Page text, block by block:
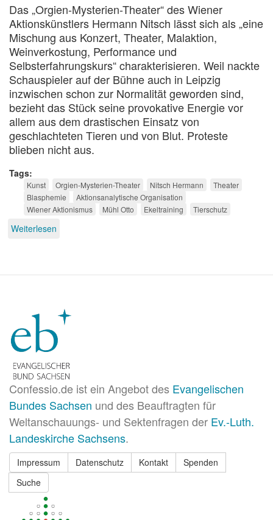
Das „Orgien-Mysterien-Theater“ des Wiener
Aktionskünstlers Hermann Nitsch lässt sich als „eine
Mischung aus Konzert, Theater, Malaktion,
Weinverkostung, Performance und
Selbsterfahrungskurs“ charakterisieren. Weil nackte
Schauspieler auf der Bühne auch in Leipzig
inzwischen schon zur Normalität geworden sind,
bezieht das Stück seine provokative Energie vor
allem aus dem drastischen Einsatz von
geschlachteten Tieren und von Blut. Proteste
blieben nicht aus.
Tags
Kunst Orgien-Mysterien-Theater Nitsch Hermann
Theater
Blasphemie
Aktionsanalytische Organisation
Wiener Aktionismus
Mühl Otto Ekeltraining Tierschutz
Weiterlesen
oder
Confessio.de ist ein Angebot des Evangelischen
Bundes Sachsen und des Beauftragten für
Weltanschauungs- und Sektenfragen der Ev.-Luth.
Landeskirche Sachsens.
Impressum Datenschutz Kontakt
Spenden
Suche